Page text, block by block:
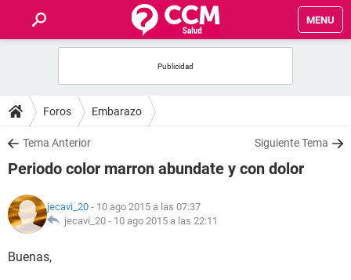
MENU
FOROS
SALUD
NUTRICIÓN
BIENESTAR
Foros Embarazo
Tema Anterior Siguiente Tema
Periodo color marron abundate y con dolor
jecavi_20 - 10 ago 2015 a las 07:37
jecavi_20 - 10 ago 2015 a las 22:11
Buenas,